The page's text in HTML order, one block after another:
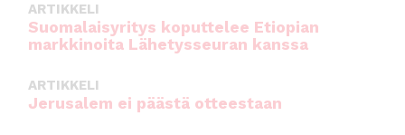
ARTIKKELI
Suomalaisyritys koputtelee Etiopian
markkinoita Lähetysseuran kanssa
ARTIKKELI
Jerusalem ei päästä otteestaan